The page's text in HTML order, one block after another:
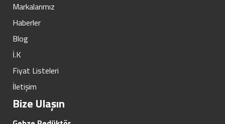
Markalarımız
Haberler
Blog
İ.K
Fiyat Listeleri
İletişim
Bize Ulaşın